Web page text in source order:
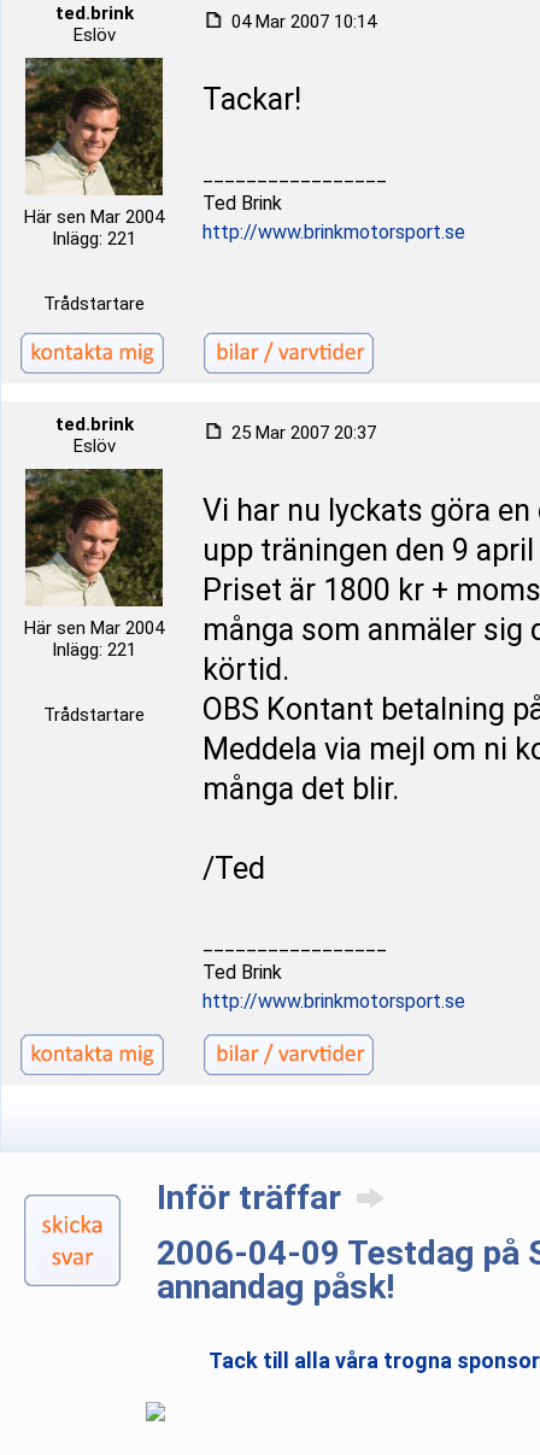
ted.brink
Eslöv
Här sen Mar 2004
Inlägg: 221
Trådstartare
04 Mar 2007 10:14
Tackar!
Ted Brink
http://www.brinkmotorsport.se
ted.brink
Eslöv
Här sen Mar 2004
Inlägg: 221
Trådstartare
25 Mar 2007 20:37
Vi har nu lyckats göra
upp träningen den 9
Priset är 1800 kr +
många som anmäler sig
körtid.
OBS Kontant betalning
Meddela via mejl om ni
många det blir.
/Ted
Ted Brink
http://www.brinkmotorsport.se
Inför träffar
2006-04-09 Testdag på
annandag påsk!
Tack till alla våra trogna